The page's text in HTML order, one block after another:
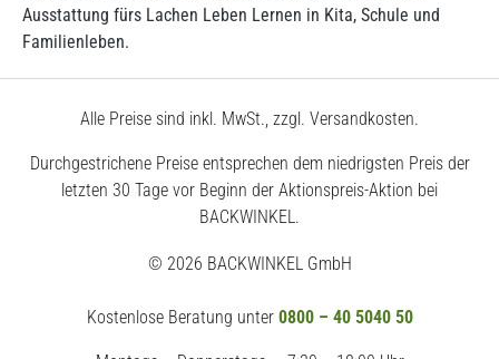
Ausstattung fürs Lachen Leben Lernen in Kita, Schule und
Familienleben.
Alle Preise sind inkl. MwSt., zzgl. Versandkosten.
Durchgestrichene Preise entsprechen dem niedrigsten Preis der
letzten 30 Tage vor Beginn der Aktionspreis-Aktion bei
BACKWINKEL.
© 2026 BACKWINKEL GmbH
Kostenlose Beratung unter 0800 – 40 5040 50